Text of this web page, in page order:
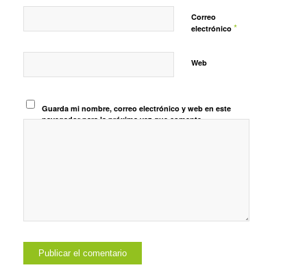
Correo
electrónico *
Web
Guarda mi nombre, correo electrónico y web en este
navegador para la próxima vez que comente.